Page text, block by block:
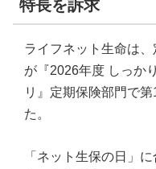
特長を訴求
ライフネット生命は、
が『2026年度 しっか
リ』定期保険部門で
た。
「ネット生保の日」